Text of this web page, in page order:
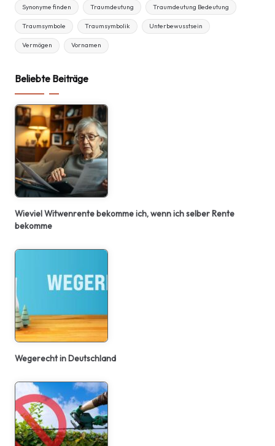
Synonyme finden Traumdeutung Traumdeutung Bedeutung
Traumsymbole Traumsymbolik Unterbewusstsein
Vermögen Vornamen
Beliebte Beiträge
Wieviel Witwenrente bekomme ich, wenn ich selber Rente
bekomme
Wegerecht in Deutschland